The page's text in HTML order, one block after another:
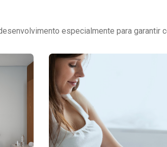
especialmente para garantir